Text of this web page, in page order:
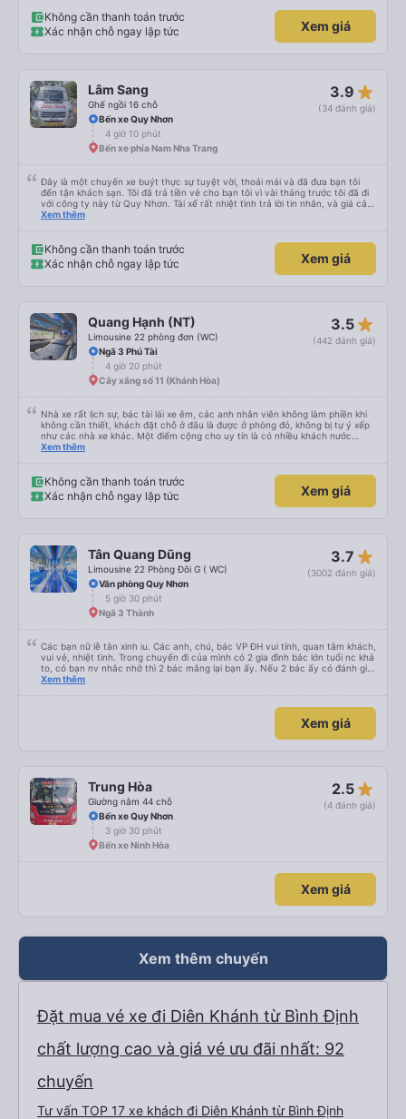
Không cần thanh toán trước
Xác nhận chỗ ngay lập tức
Xem giá
Lâm Sang
Ghế ngồi 16 chỗ
3.9 star_rate
(34 đánh giá)
Bến xe Quy Nhơn
4 giờ 10 phút
Bến xe phía Nam Nha Trang
Đây là một chuyến xe buýt thực sự tuyệt vời, thoải mái và đã đưa bạn tôi
đến tận khách sạn. Tôi đã trả tiền vé cho bạn tôi vì vài tháng trước tôi đã đi
với công ty này từ Quy Nhơn. Tài xế rất nhiệt tình trả lời tin nhắn, và giá cả
rất hợp lý, rẻ hơn so với các lựa chọn khác cho dịch vụ 5 sao. Rất đáng để
Xem thêm
Không cần thanh toán trước
Xác nhận chỗ ngay lập tức
Xem giá
Quang Hạnh (NT)
Limousine 22 phòng đơn (WC)
3.5 star_rate
(442 đánh giá)
Ngã 3 Phú Tài
4 giờ 20 phút
Cây xăng số 11 (Khánh Hòa)
Nhà xe rất lịch sự, bác tài lái xe êm, các anh nhân viên không làm phiền khi
không cần thiết, khách đặt chỗ ở đâu là được ở phòng đó, không bị tự ý xếp
như các nhà xe khác. Một điểm cộng cho uy tín là có nhiều khách nước
Xem thêm
Không cần thanh toán trước
Xác nhận chỗ ngay lập tức
Xem giá
Tân Quang Dũng
Limousine 22 Phòng Đôi G ( WC)
3.7 star_rate
(3002 đánh giá)
Văn phòng Quy Nhơn
5 giờ 30 phút
Ngã 3 Thành
Các bạn nữ lễ tân xinh iu. Các anh, chú, bác VP ĐH vui tính, quan tâm khách,
vui vẻ, nhiệt tình. Trong chuyến đi của mình có 2 gia đình bác lớn tuổi nc khá
to, có bạn nv nhắc nhở thì 2 bác mắng lại bạn ấy. Nếu 2 bác ấy có đánh giá
xấu thì mình ngược lại nha. Bạn ấy nhắc nhở rất đúng. 2 bác nói rất to. To
bạn ấy nha. Nếu bạn ấy bị trừ thì bảo bạn ấy liên hệ sđt của mình, mình hỗ
trợ ạ. Số mình đuôi 666, chuyến ĐH-NT ngày 16/1. À các bạn nữ lễ tân xinh
iu còn đổi cho mình phòng đơn sang đôi xong còn note là (một mình) yêu
Xem thêm
Xem giá
Trung Hòa
Giường nằm 44 chỗ
2.5 star_rate
(4 đánh giá)
Bến xe Quy Nhơn
3 giờ 30 phút
Bến xe Ninh Hòa
Xem giá
Xem thêm chuyến
Đặt mua vé xe đi Diên Khánh từ Bình Định
chất lượng cao và giá vé ưu đãi nhất: 92
chuyến
Tư vấn TOP 17 xe khách đi Diên Khánh từ Bình Định